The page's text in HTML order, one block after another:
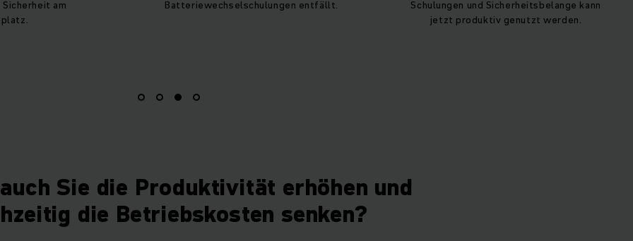
am
Batteriewechselschulungen entfällt.
Schulungen und Sicherheitsbelange kann
jetzt produktiv genutzt werden.
Sie die Produktivität erhöhen und
die Betriebskosten senken?